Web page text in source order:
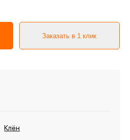
Заказать в 1 клик
Клён